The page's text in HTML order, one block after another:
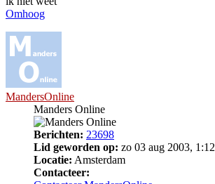
Omhoog
MandersOnline
Manders Online
Berichten: 23698
Lid geworden op: zo 03 aug 2003, 1:12
Locatie: Amsterdam
Contacteer: